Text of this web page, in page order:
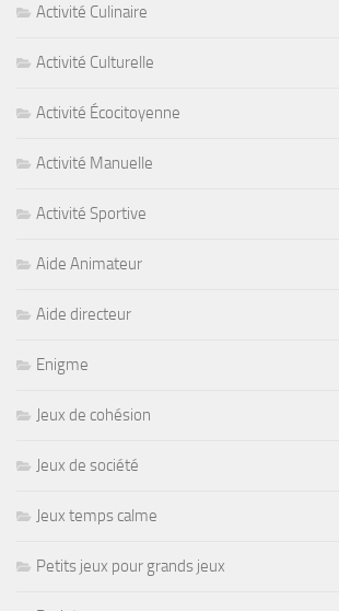
Activité Culinaire
Activité Culturelle
Activité Écocitoyenne
Activité Manuelle
Activité Sportive
Aide Animateur
Aide directeur
Enigme
Jeux de cohésion
Jeux de société
Jeux temps calme
Petits jeux pour grands jeux